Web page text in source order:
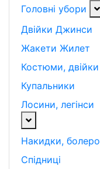
Головні убори
Двійки Джинси
Жакети Жилет
Костюми, двійки
Купальники
Лосини, легінси
Накидки, болеро
Спідниці